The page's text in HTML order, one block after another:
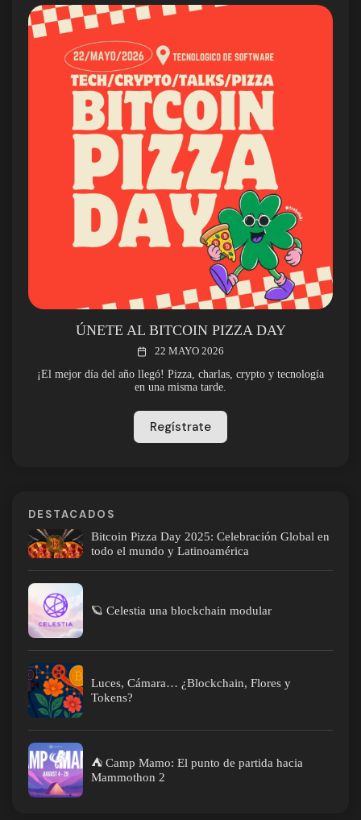
ÚNETE AL BITCOIN PIZZA DAY
22 MAYO 2026
¡El mejor día del año llegó! Pizza, charlas, crypto y tecnología
en una misma tarde.
Regístrate
DESTACADOS
Bitcoin Pizza Day 2025: Celebración Global en
todo el mundo y Latinoamérica
🪐 Celestia una blockchain modular
Luces, Cámara… ¿Blockchain, Flores y
Tokens?
⛺ Camp Mamo: El punto de partida hacia
Mammothon 2